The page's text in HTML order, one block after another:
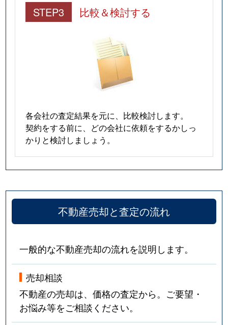
STEP3 比較＆検討する
各会社の査定結果を元に、比較検討します。
契約をする前に、どの会社に依頼をするかしっ
かりと検討しましょう。
不動産売却と査定の流れ
一般的な不動産売却の流れを説明します。
売却相談
不動産の売却は、価格の査定から。ご要望・
お悩み等をご相談ください。